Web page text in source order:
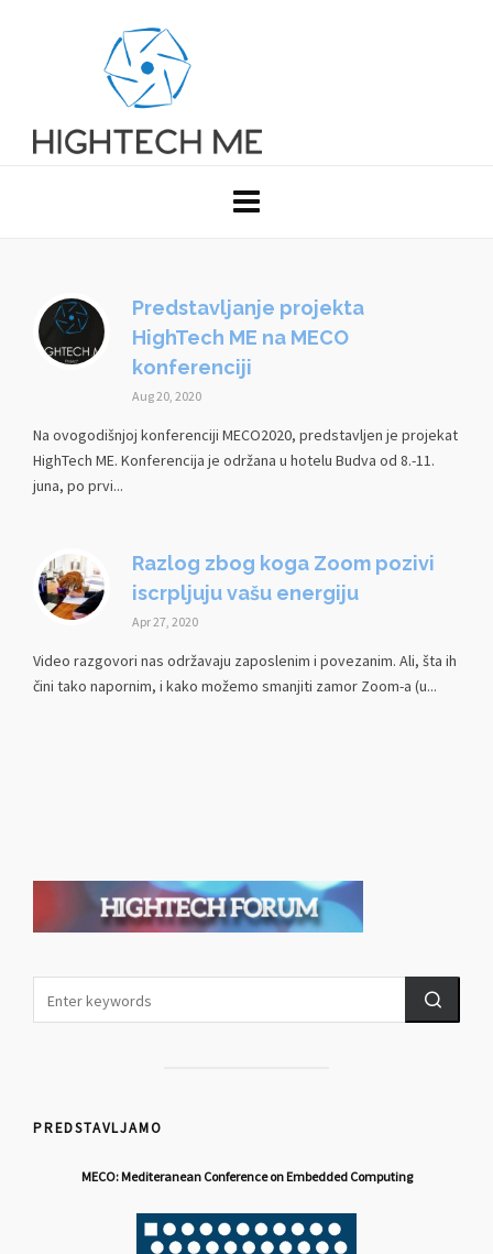
Predstavljanje projekta
HighTech ME na MECO
konferenciji
Aug 20, 2020
Na ovogodišnjoj konferenciji MECO2020, predstavljen je projekat
HighTech ME. Konferencija je održana u hotelu Budva od 8.-11.
juna, po prvi...
Razlog zbog koga Zoom pozivi
iscrpljuju vašu energiju
Apr 27, 2020
Video razgovori nas održavaju zaposlenim i povezanim. Ali, šta ih
čini tako napornim, i kako možemo smanjiti zamor Zoom-a (u...
PREDSTAVLJAMO
MECO: Mediteranean Conference on Embedded Computing